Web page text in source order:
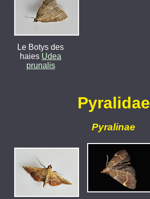
Le Botys des
haies Udea
prunalis
Pyralidae
Pyralinae